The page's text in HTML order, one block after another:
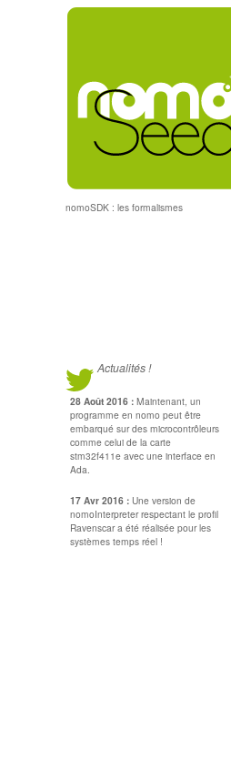
nomoSDK : les formalismes
Actualités !
28 Août 2016 : Maintenant, un
programme en nomo peut être
embarqué sur des microcontrôleurs
comme celui de la carte
stm32f411e avec une interface en
Ada.
17 Avr 2016 : Une version de
nomoInterpreter respectant le profil
Ravenscar a été réalisée pour les
systèmes temps réel !